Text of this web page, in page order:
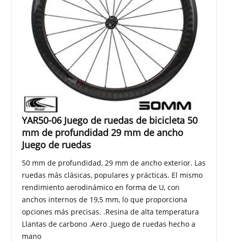
YAR50-06 Juego de ruedas de bicicleta 50
mm de profundidad 29 mm de ancho
Juego de ruedas
50 mm de profundidad, 29 mm de ancho exterior. Las
ruedas más clásicas, populares y prácticas. El mismo
rendimiento aerodinámico en forma de U, con
anchos internos de 19,5 mm, lo que proporciona
opciones más precisas. .Resina de alta temperatura
Llantas de carbono .Aero .Juego de ruedas hecho a
mano